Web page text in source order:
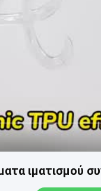
ιματισμού